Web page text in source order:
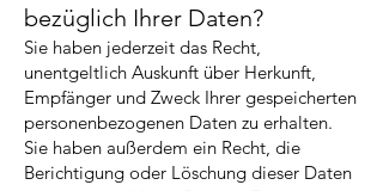
bezüglich Ihrer Daten?
Sie haben jederzeit das Recht,
unentgeltlich Auskunft über Herkunft,
Empfänger und Zweck Ihrer gespeicherten
personenbezogenen Daten zu erhalten.
Sie haben außerdem ein Recht, die
Berichtigung oder Löschung dieser Daten